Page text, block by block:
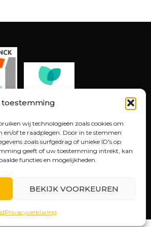
toestemming
wij technologieën zoals cookies om
of te raadplegen. Door in te stemmen
zoals surfgedrag of unieke ID's op
geeft of uw toestemming intrekt, kan
functies en mogelijkheden.
BEKIJK VOORKEUREN
Privacyverklaring